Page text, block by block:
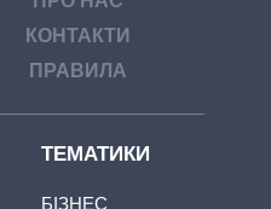
КОНТАКТИ
ПРАВИЛА
ТЕМАТИКИ
БІЗНЕС